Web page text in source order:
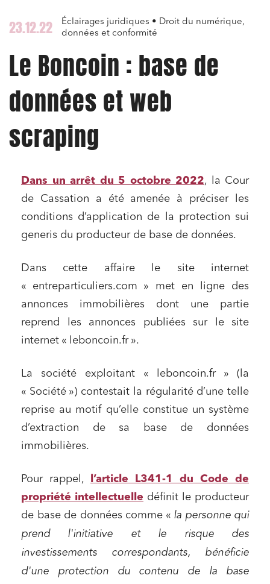
23.12.22
Éclairages juridiques • Droit du numérique,
données et conformité
Le Boncoin : base de
données et web
scraping
Dans un arrêt du 5 octobre 2022, la Cour
de Cassation a été amenée à préciser les
conditions d’application de la protection sui
generis du producteur de base de données.
Dans cette affaire le site internet
« entreparticuliers.com » met en ligne des
annonces immobilières dont une partie
reprend les annonces publiées sur le site
internet « leboncoin.fr ».
La société exploitant « leboncoin.fr » (la
« Société ») contestait la régularité d’une telle
reprise au motif qu’elle constitue un système
d’extraction de sa base de données
immobilières.
Pour rappel,
l’article L341-1 du Code de
propriété intellectuelle définit le producteur
de base de données comme « la personne qui
prend l'initiative et le risque des
investissements correspondants, bénéficie
d'une protection du contenu de la base